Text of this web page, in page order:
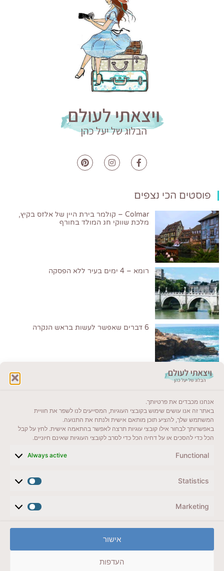
אנחנו מכבדים את פרטיותך.
באתר זה אנו עושים שימוש בקובצי העוגיות, המסייעים לנו לשפר את חוויית
המשתמש שלך, להציע תוכן מותאם אישית ולנתח את התנועה.
באפשרותך לבחור אילו קובצי עוגיות תרצה לאפשר בהתאמה אישית. לחץ על קבל
הכל כדי להסכים או על דחיה הכל כדי לסרב לקובצי העוגיות שאינם חיוניים.
Functional
Always active
Statistics
Marketing
אישור
העדפות
פוסטים הכי נצפים
Colmar – קולמר בירת היין של אלזס בקיץ,
מלכת שווקי חג המולד בחורף
רומא – 4 ימים בעיר ללא הפסקה
6 דברים שאפשר לעשות בראש הנקרה
ייעדים מומלצים
מדריכים ועזרים
לשליחת הודעת וואטסאפ
veyatsati.laolam@gmail.com
מדיניות פרטיות // תנאי שימוש באתר